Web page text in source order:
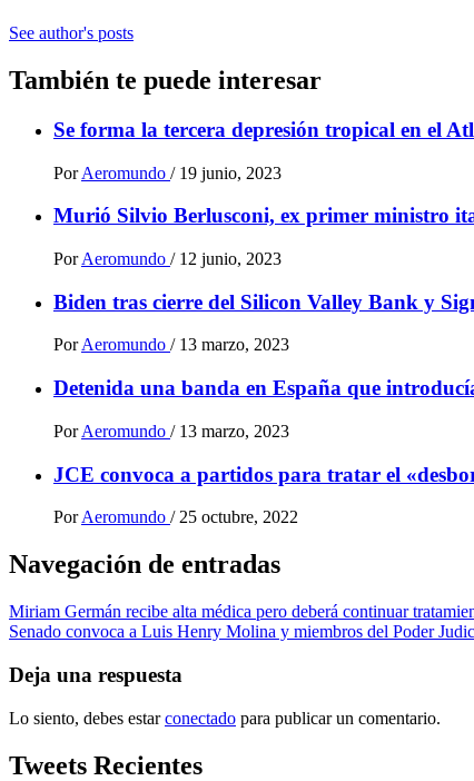
See author's posts
También te puede interesar
Se forma la tercera depresión tropical en el
Por Aeromundo / 19 junio, 2023
Murió Silvio Berlusconi, ex primer ministro
Por Aeromundo / 12 junio, 2023
Biden tras cierre del Silicon Valley Bank y
PorAeromundo / 13 marzo, 2023
Detenida una banda en España que
Por Aeromundo / 13 marzo, 2023
JCE convoca a partidos para tratar el
Por Aeromundo / 25 octubre, 2022
Navegación de entradas
Miriam Germán recibe alta médica pero deberá continuar
Senado convoca a Luis Henry Molina y miembros del Poder
Deja una respuesta
Lo siento, debes estarconectado para publicar un comentario.
Tweets Recientes